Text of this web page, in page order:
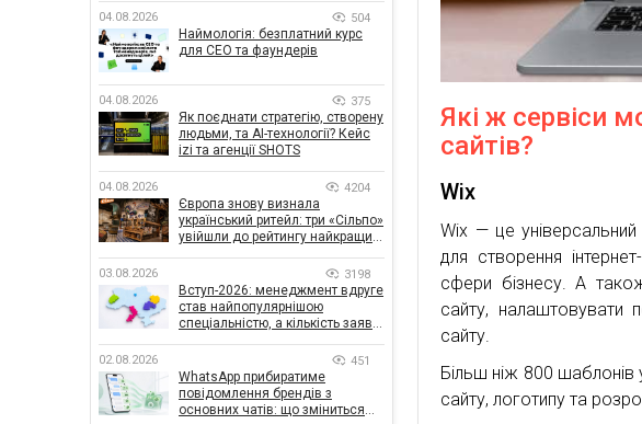
Які ж сервіси
сайтів?
Wix
Wix — це універсальний
для створення
сфери бізнесу. А
сайту, налаштовувати
сайту.
Більш ніж 800 шаблонів
сайту, логотипу та
04.08.2026 504
Наймологія: безплатний курс
для CEO та фаундерів
04.08.2026 375
Як поєднати стратегію, створену
людьми, та AI-технології? Кейс
izi та агенції SHOTS
04.08.2026 4204
Європа знову визнала
український ритейл: три «Сільпо»
увійшли до рейтингу найкращих
03.08.2026 3198
Вступ-2026: менеджмент вдруге
став найпопулярнішою
спеціальністю, а кількість заяв
02.08.2026 451
WhatsApp прибиратиме
повідомлення брендів з
основних чатів: що зміниться